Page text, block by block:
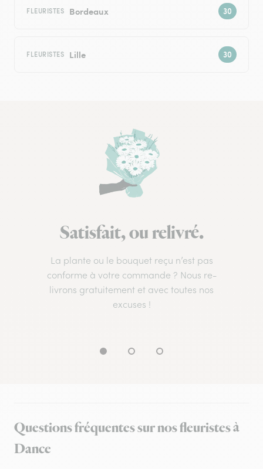
FLEURISTES Bordeaux
FLEURISTES Lille
Satisfait, ou relivré.
La plante ou le bouquet reçu n’est pas
conforme à votre commande ? Nous re-
livrons gratuitement et avec toutes nos
excuses !
Questions fréquentes sur nos fleuristes à
Dance